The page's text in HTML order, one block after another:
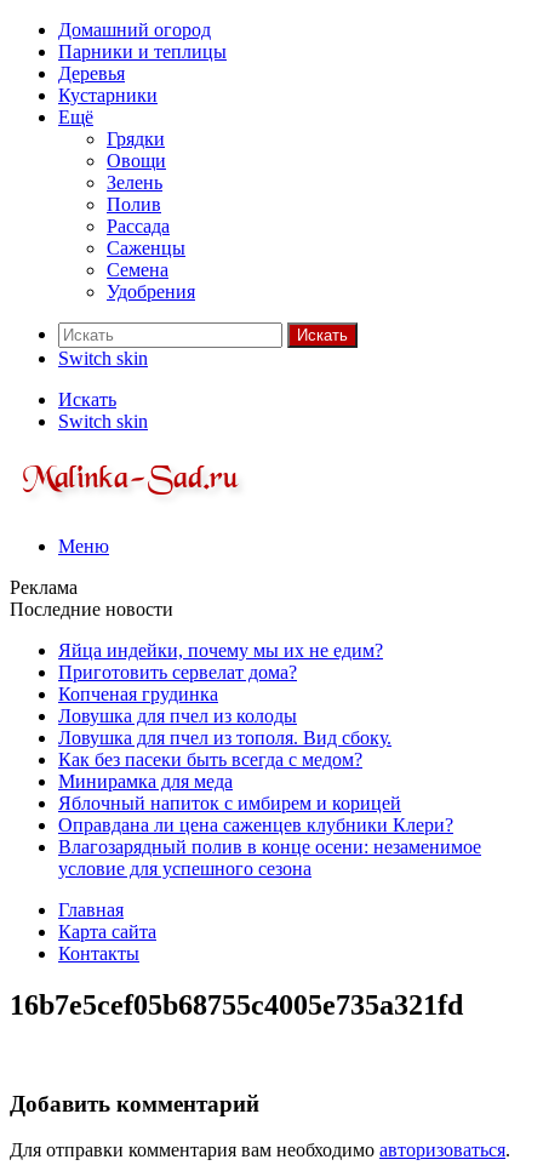
Домашний огород
Парники и теплицы
Деревья
Кустарники
Ещё
Грядки
Овощи
Зелень
Полив
Рассада
Саженцы
Семена
Удобрения
Искать
Switch skin
Искать
Switch skin
Меню
Реклама
Последние новости
Яйца индейки, почему мы их не едим?
Приготовить сервелат⁠⁠ дома?
Копченая грудинка
Ловушка для пчел из колоды
Ловушка для пчел из тополя. Вид сбоку.
Как без пасеки быть всегда с медом?
Минирамка для меда
Яблочный напиток с имбирем и корицей
Оправдана ли цена саженцев клубники Клери?
Влагозарядный полив в конце осени: незаменимое
условие для успешного сезона
Главная
Карта сайта
Контакты
16b7e5cef05b68755c4005e735a321fd
Добавить комментарий
Для отправки комментария вам необходимо авторизоваться.